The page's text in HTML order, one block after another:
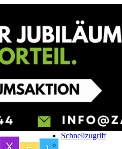
Schnellzugriff